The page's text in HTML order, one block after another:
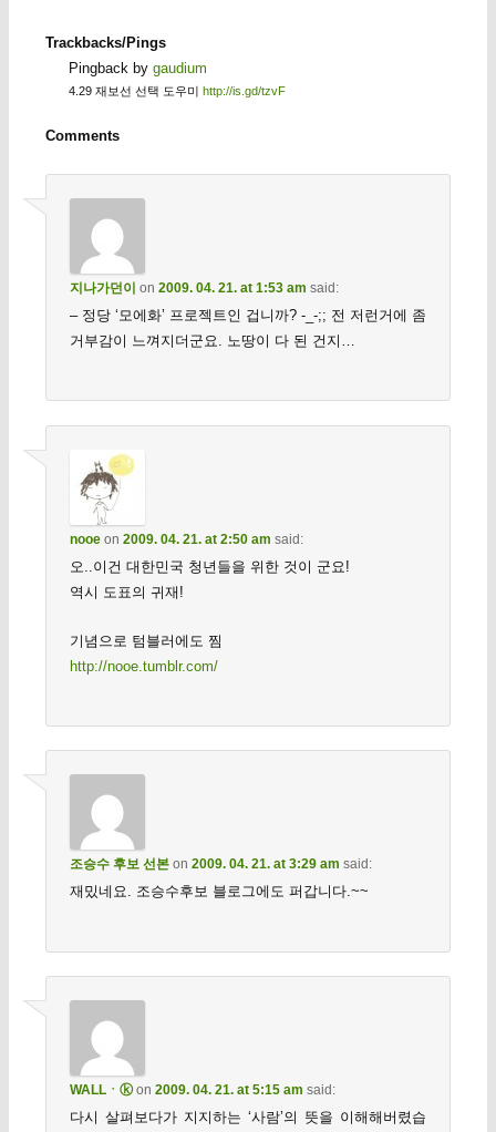
Trackbacks/Pings
Pingback by gaudium
4.29 재보선 선택 도우미 http://is.gd/tzvF
Comments
지나가던이 on 2009. 04. 21. at 1:53 am said:
– 정당 ‘모에화’ 프로젝트인 겁니까? -_-;; 전 저런거에 좀
거부감이 느껴지더군요. 노땅이 다 된 건지…
nooeon 2009. 04. 21. at 2:50 am said:
오..이건 대한민국 청년들을 위한 것이 군요!
역시 도표의 귀재!
기념으로 텀블러에도 찜
http://nooe.tumblr.com/
조승수 후보 선본on 2009. 04. 21. at 3:29 am said:
재밌네요. 조승수후보 블로그에도 퍼갑니다.~~
WALLㆍⓚon 2009. 04. 21. at 5:15 am said:
다시 살펴보다가 지지하는 ‘사람’의 뜻을 이해해버렸습